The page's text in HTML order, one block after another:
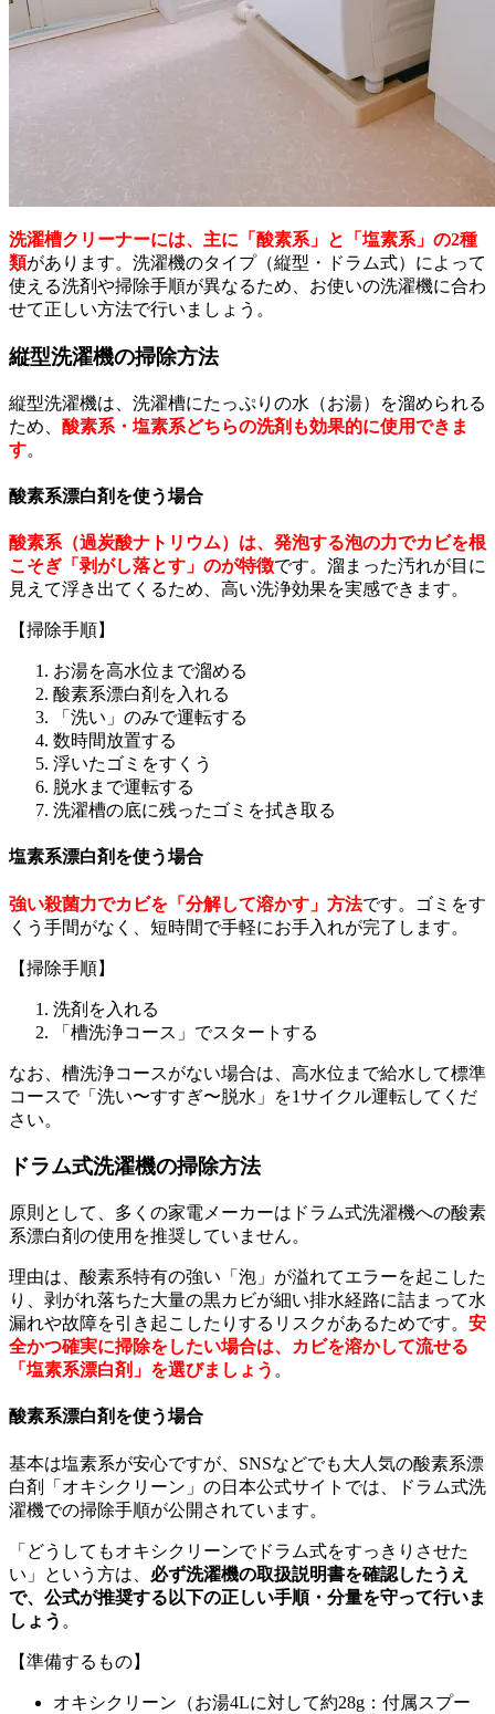
洗濯槽クリーナーには、主に「酸素系」と「塩素系」の2種
類があります。洗濯機のタイプ（縦型・ドラム式）によって
使える洗剤や掃除手順が異なるため、お使いの洗濯機に合わ
せて正しい方法で行いましょう。
縦型洗濯機の掃除方法
縦型洗濯機は、洗濯槽にたっぷりの水（お湯）を溜められる
ため、 酸素系・塩素系どちらの洗剤も効果的に使用できま
す。
酸素系漂白剤を使う場合
酸素系（過炭酸ナトリウム）は、発泡する泡の力でカビを根
こそぎ「剥がし落とす」のが特徴です。溜まった汚れが目に
見えて浮き出てくるため、高い洗浄効果を実感できます。
【掃除手順】
お湯を高水位まで溜める
酸素系漂白剤を入れる
「洗い」のみで運転する
数時間放置する
浮いたゴミをすくう
脱水まで運転する
洗濯槽の底に残ったゴミを拭き取る
塩素系漂白剤を使う場合
強い殺菌力でカビを「分解して溶かす」方法です。ゴミをす
くう手間がなく、短時間で手軽にお手入れが完了します。
【掃除手順】
洗剤を入れる
「槽洗浄コース」でスタートする
なお、槽洗浄コースがない場合は、高水位まで給水して標準
コースで「洗い〜すすぎ〜脱水」を1サイクル運転してくだ
さい。
ドラム式洗濯機の掃除方法
原則として、多くの家電メーカーはドラム式洗濯機への酸素
系漂白剤の使用を推奨していません。
理由は、酸素系特有の強い「泡」が溢れてエラーを起こした
り、剥がれ落ちた大量の黒カビが細い排水経路に詰まって水
漏れや故障を引き起こしたりするリスクがあるためです。 安
全かつ確実に掃除をしたい場合は、カビを溶かして流せる
「塩素系漂白剤」を選びましょう 。
酸素系漂白剤を使う場合
基本は塩素系が安心ですが、SNSなどでも大人気の酸素系漂
白剤「オキシクリーン」の日本公式サイトでは、ドラム式洗
濯機での掃除手順が公開されています。
「どうしてもオキシクリーンでドラム式をすっきりさせた
い」という方は、 必ず洗濯機の取扱説明書を確認したうえ
で、公式が推奨する以下の正しい手順・分量を守って行いま
しょう 。
【準備するもの】
オキシクリーン（お湯4Lに対して約28g：付属スプー